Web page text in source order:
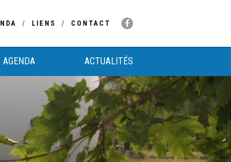
LIENS CONTACT
AGENDA ACTUALITÉS